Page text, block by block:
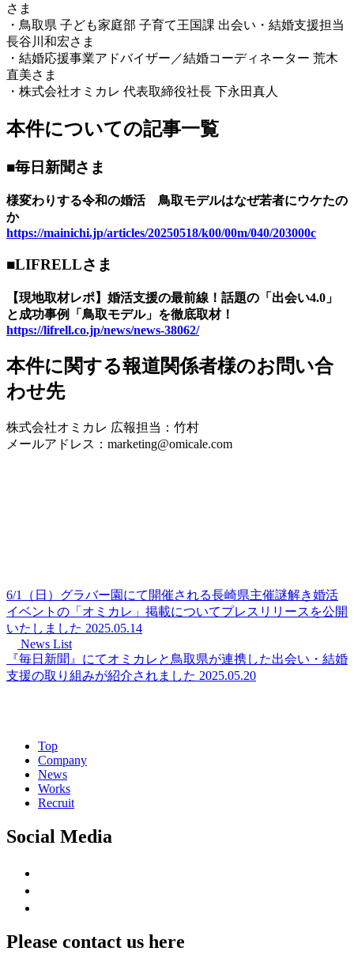
さま
・鳥取県 子ども家庭部 子育て王国課 出会い・結婚支援担当
長谷川和宏さま
・結婚応援事業アドバイザー／結婚コーディネーター 荒木
直美さま
・株式会社オミカレ 代表取締役社長 下永田真人
本件についての記事一覧
■毎日新聞さま
様変わりする令和の婚活 鳥取モデルはなぜ若者にウケたの
か
https://mainichi.jp/articles/20250518/k00/00m/040/203000c
■LIFRELLさま
【現地取材レポ】婚活支援の最前線！話題の「出会い4.0」
と成功事例「鳥取モデル」を徹底取材！
https://lifrell.co.jp/news/news-38062/
本件に関する報道関係者様のお問い合
わせ先
株式会社オミカレ 広報担当：竹村
メールアドレス：marketing@omicale.com
6/1（日）グラバー園にて開催される長崎県主催謎解き婚活
イベントの「オミカレ」掲載についてプレスリリースを公開
いたしました 2025.05.14
News List
『毎日新聞』にてオミカレと鳥取県が連携した出会い・結婚
支援の取り組みが紹介されました 2025.05.20
Top
Company
News
Works
Recruit
Social Media
Please contact us here